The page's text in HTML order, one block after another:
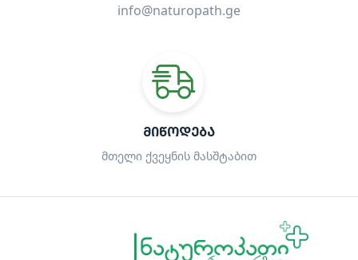
info@naturopath.ge
ᲛᲘᲬᲝᲓᲔᲑᲐ
მთელი ქვეყნის მასშტაბით